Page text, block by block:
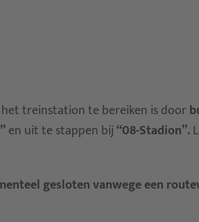
treinstation te bereiken is door
en uit te stappen bij“08-Stadion”.
gesloten vanwege een